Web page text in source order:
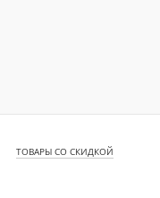
ТОВАРЫ СО СКИДКОЙ